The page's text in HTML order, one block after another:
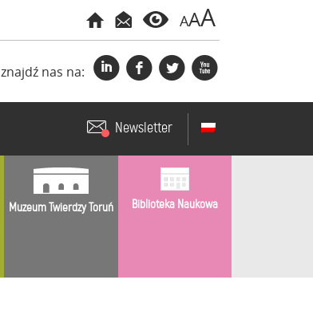
AAA
znajdź nas na: iflx
Newsletter
Muzeum Twierdzy Toruń Biblioteka Naukowa